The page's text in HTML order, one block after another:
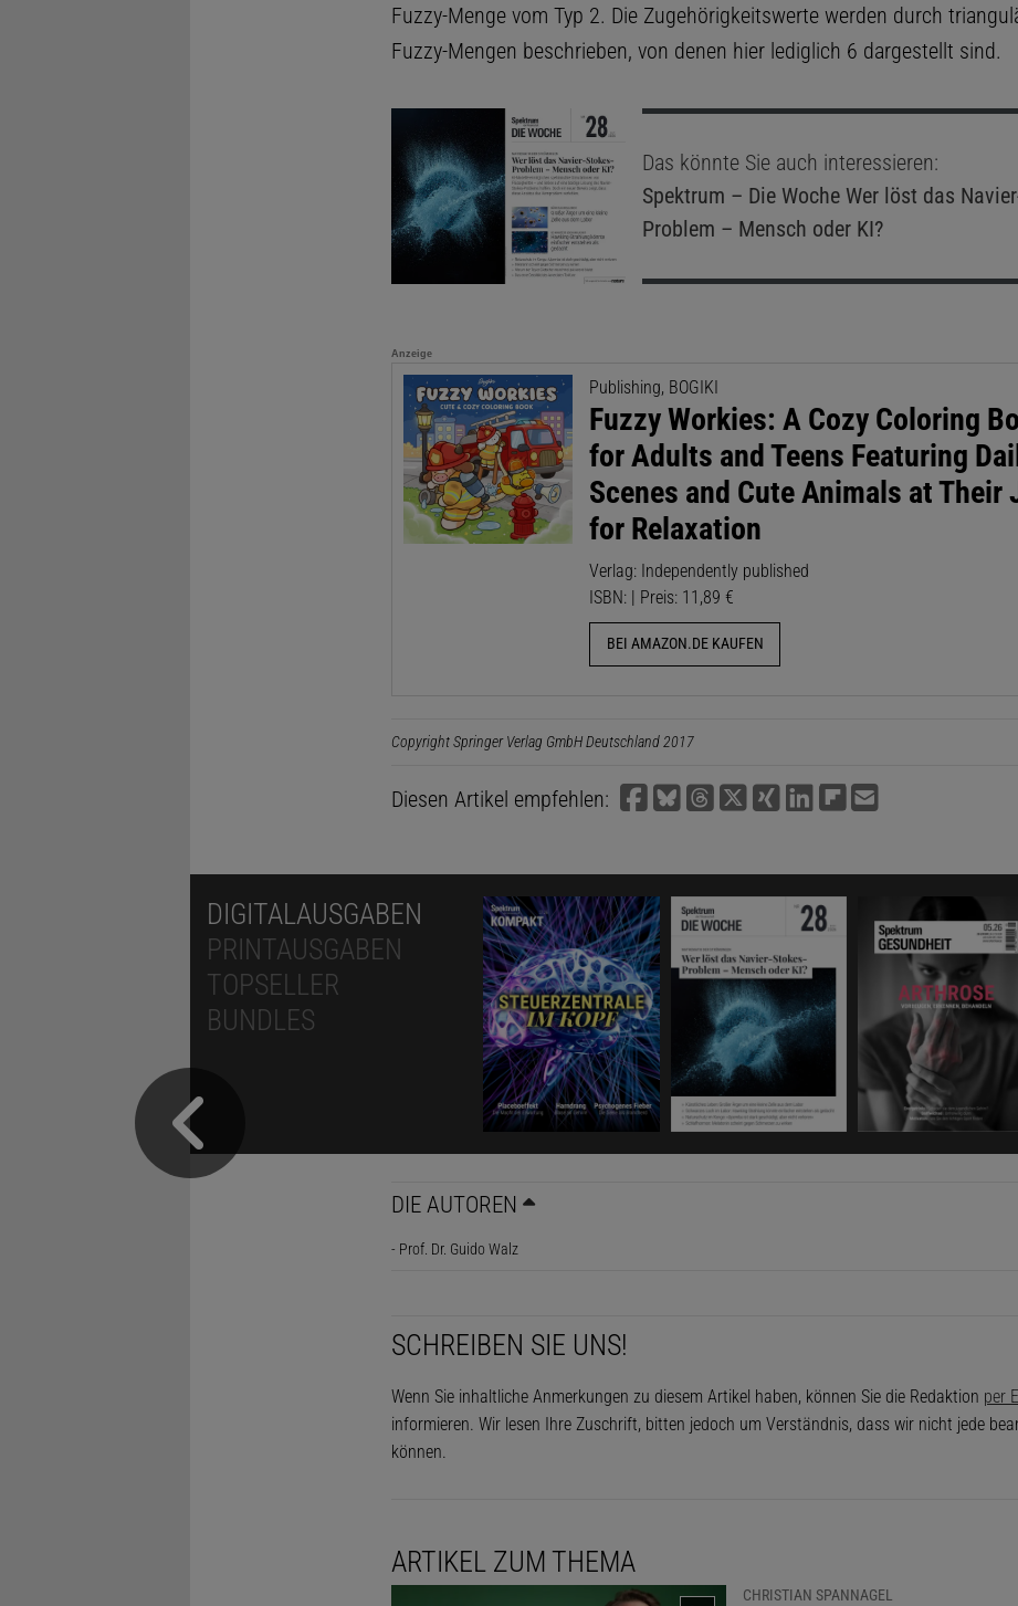
Fuzzy-Menge vom Typ 2. Die Zugehörigkeitswerte werden durch
Fuzzy-Mengen beschrieben, von denen hier lediglich 6 dargestellt sind.
Das könnte Sie auch interessieren:
Spektrum – Die WocheWer löst das
Problem – Mensch oder KI?
Anzeige
Publishing, BOGIKI
Fuzzy Workies: A Cozy Coloring
for Adults and Teens Featuring
Scenes and Cute Animals at Their
for Relaxation
Verlag: Independently published
ISBN: | Preis: 11,89 €
BEI AMAZON.DE KAUFEN
Copyright Springer Verlag GmbH Deutschland 2017
Diesen Artikel empfehlen:
DIGITALAUSGABEN
PRINTAUSGABEN
TOPSELLER
BUNDLES
DIE AUTOREN
- Prof. Dr. Guido Walz
SCHREIBEN SIE UNS!
Wenn Sie inhaltliche Anmerkungen zu diesem Artikel haben, können Sie die Redaktion per
informieren. Wir lesen Ihre Zuschrift, bitten jedoch um Verständnis, dass wir nicht jede
können.
ARTIKEL ZUM THEMA
CHRISTIAN SPANNAGEL